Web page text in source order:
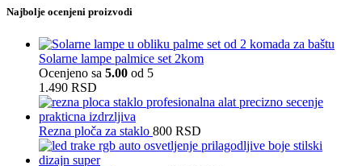
Najbolje ocenjeni proizvodi
Solarne lampe palmice set 2kom
Ocenjeno sa 5.00 od 5
1.490 RSD
Rezna ploča za staklo 800 RSD